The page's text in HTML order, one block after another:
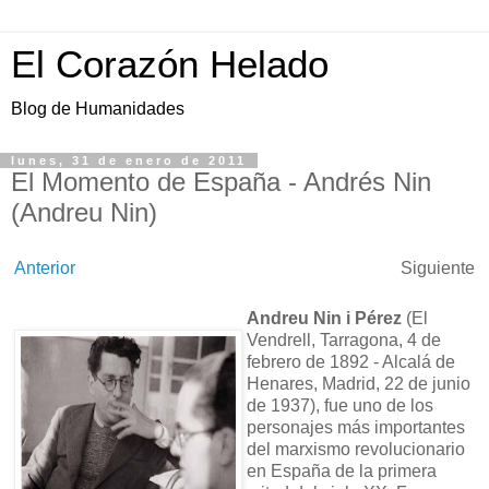
El Corazón Helado
Blog de Humanidades
lunes, 31 de enero de 2011
El Momento de España - Andrés Nin
(Andreu Nin)
Anterior Siguiente
Andreu Nin i Pérez (El
Vendrell, Tarragona, 4 de
febrero de 1892 - Alcalá de
Henares, Madrid, 22 de junio
de 1937), fue uno de los
personajes más importantes
del marxismo revolucionario
en España de la primera